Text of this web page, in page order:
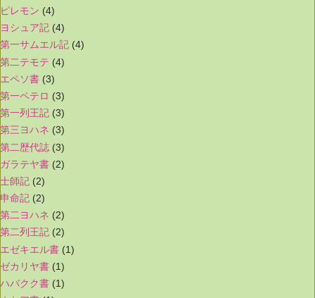
ピレモン (4)
ヨシュア記 (4)
第一サムエル記 (4)
第二テモテ (4)
エペソ書 (3)
第一ペテロ (3)
第一列王記 (3)
第三ヨハネ (3)
第二歴代誌 (3)
ガラテヤ書 (2)
士師記 (2)
申命記 (2)
第二ヨハネ (2)
第二列王記 (2)
エゼキエル書 (1)
ゼカリヤ書 (1)
ハバクク書 (1)